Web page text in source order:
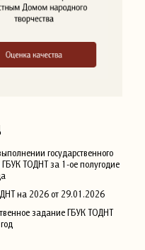
государственного
ТОДНТ за 1-ое полугодие
на 2026 от 29.01.2026
задание ГБУК ТОДНТ